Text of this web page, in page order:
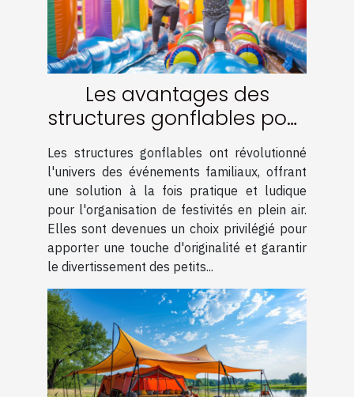
Les avantages des
structures gonflables pour
événements familiaux
Les structures gonflables ont révolutionné
l'univers des événements familiaux, offrant
une solution à la fois pratique et ludique
pour l'organisation de festivités en plein air.
Elles sont devenues un choix privilégié pour
apporter une touche d'originalité et garantir
le divertissement des petits...